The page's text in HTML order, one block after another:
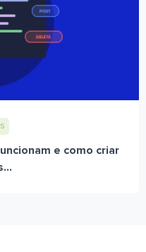
e como criar